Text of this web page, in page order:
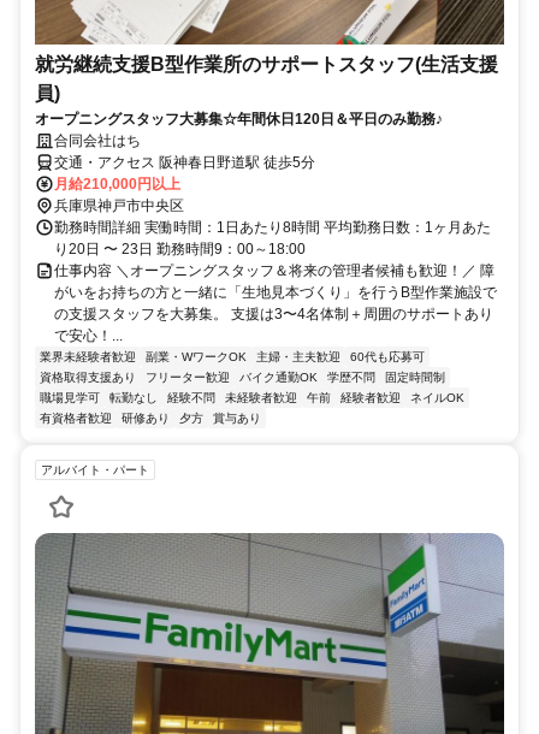
就労継続支援B型作業所のサポートスタッフ(生活支援
員)
オープニングスタッフ大募集☆年間休日120日＆平日のみ勤務♪
合同会社はち
交通・アクセス 阪神春日野道駅 徒歩5分
月給210,000円以上
兵庫県神戸市中央区
勤務時間詳細 実働時間：1日あたり8時間 平均勤務日数：1ヶ月あた
り20日 〜 23日 勤務時間9：00～18:00
仕事内容 ＼オープニングスタッフ＆将来の管理者候補も歓迎！／ 障
がいをお持ちの方と一緒に「生地見本づくり」を行うB型作業施設で
の支援スタッフを大募集。 支援は3〜4名体制＋周囲のサポートあり
で安心！...
業界未経験者歓迎 副業・WワークOK 主婦・主夫歓迎
60代も応募可
資格取得支援あり
フリーター歓迎 バイク通勤OK 学歴不問
固定時間制
職場見学可
転勤なし 経験不問 未経験者歓迎 午前 経験者歓迎
ネイルOK
有資格者歓迎
研修あり 夕方 賞与あり
アルバイト・パート